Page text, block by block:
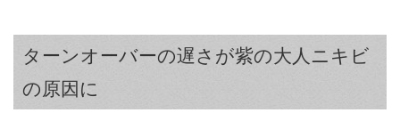
ターンオーバーの遅さが紫の大人ニキビ
の原因に